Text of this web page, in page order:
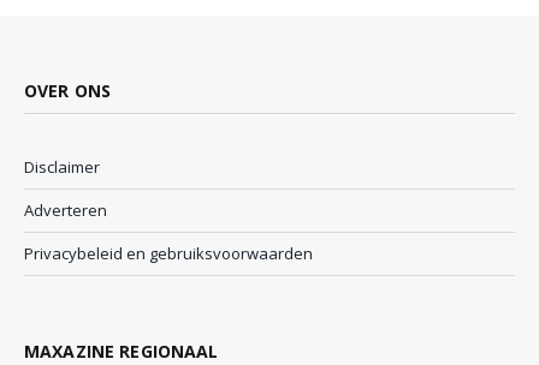
OVER ONS
Disclaimer
Adverteren
Privacybeleid en gebruiksvoorwaarden
MAXAZINE REGIONAAL